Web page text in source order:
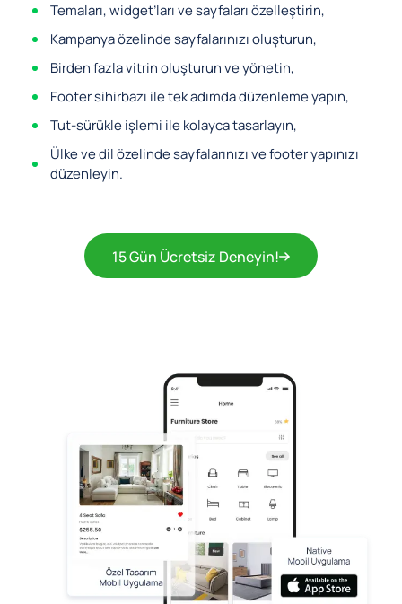
Temaları, widget’ları ve sayfaları özelleştirin,
Kampanya özelinde sayfalarınızı oluşturun,
Birden fazla vitrin oluşturun ve yönetin,
Footer sihirbazı ile tek adımda düzenleme yapın,
Tut-sürükle işlemi ile kolayca tasarlayın,
Ülke ve dil özelinde sayfalarınızı ve footer yapınızı
düzenleyin.
15 Gün Ücretsiz Deneyin!